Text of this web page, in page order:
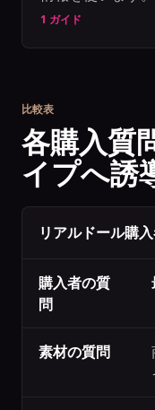
1 ガイド
比較表
各購入質
イプへ誘
リアルドール購
購入者の質
問
素材の質問